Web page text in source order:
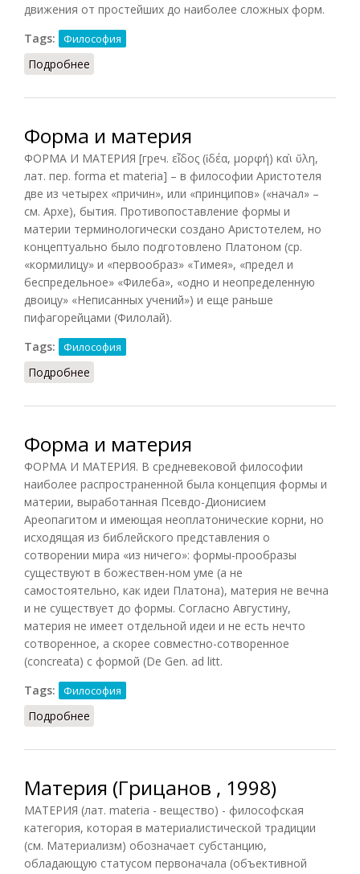
движения от простейших до наиболее сложных форм.
Tags:
Философия
Подробнее
Форма и материя
ФОРМА И МАТЕРИЯ [греч. εἶδος (ἰδέα, μορφή) καὶ ὕλη,
лат. пер. forma et materia] – в философии Аристотеля
две из четырех «причин», или «принципов» («начал» –
см. Архе), бытия. Противопоставление формы и
материи терминологически создано Аристотелем, но
концептуально было подготовлено Платоном (ср.
«кормилицу» и «первообраз» «Тимея», «предел и
беспредельное» «Филеба», «одно и неопределенную
двоицу» «Неписанных учений») и еще раньше
пифагорейцами (Филолай).
Tags:
Философия
Подробнее
Форма и материя
ФОРМА И МАТЕРИЯ. В средневековой философии
наиболее распространенной была концепция формы и
материи, выработанная Псевдо-Дионисием
Ареопагитом и имеющая неоплатонические корни, но
исходящая из библейского представления о
сотворении мира «из ничего»: формы-прообразы
существуют в божествен-ном уме (а не
самостоятельно, как идеи Платона), материя не вечна
и не существует до формы. Согласно Августину,
материя не имеет отдельной идеи и не есть нечто
сотворенное, а скорее совместно-сотворенное
(concreata) с формой (De Gen. ad litt.
Tags:
Философия
Подробнее
Материя (Грицанов , 1998)
МАТЕРИЯ (лат. materia - вещество) - философская
категория, которая в материалистической традиции
(см. Материализм) обозначает субстанцию,
обладающую статусом первоначала (объективной